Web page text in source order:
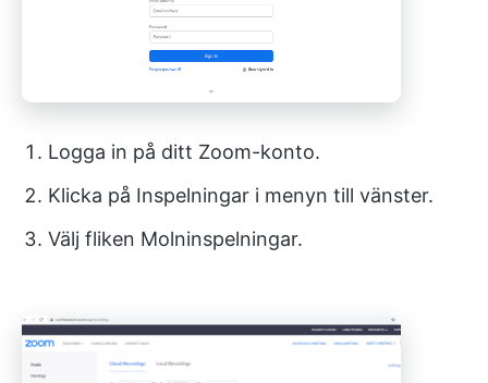
Logga in på ditt Zoom-konto.
Klicka på Inspelningar i menyn till vänster.
Välj fliken Molninspelningar.